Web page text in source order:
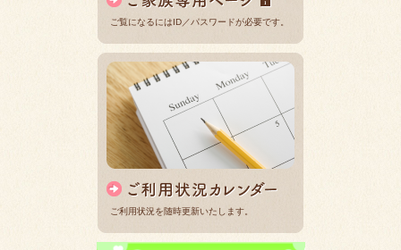
ご覧になるにはID／パスワードが必要です。
ご利用状況を随時更新いたします。